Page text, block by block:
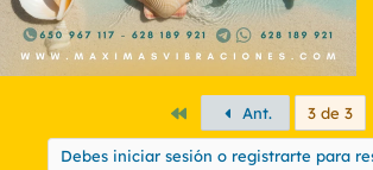
PrimeroAnt. 3 de 3
Debes iniciar sesión o registrarte para